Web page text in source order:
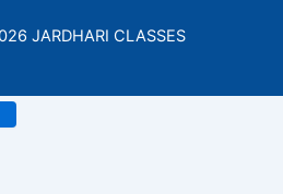
JARDHARI CLASSES